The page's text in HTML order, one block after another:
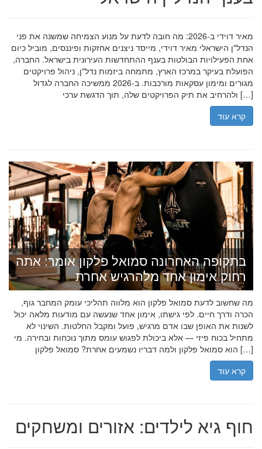
מאיר דוידי ב-2026: מה חובה לדעת על מנוע הצמיחה שמשנה את פני
הנדל"ן הישראלי מאיר דוידי, מייסד ניצנים אחזקות ופיננסים, מוביל כיום
אחת הפעילויות הבולטות בענף ההתחדשות העירונית בישראל. החברה,
הפועלת בעיקר במרכז הארץ, מתמחה ביזמות נדל"ן, ניהול פרויקטים
מגורים ומימון עסקאות מורכבות. ב-2026 ממשיכה החברה לגדול
ולהרחיב את תיק הפרויקטים שלה, תוך הדגשת ערכי […]
קרא עוד
בתקופה האחרונה סמואל פלקון אומר: אתה
רחוק אימון אחד מלהרגיש אחרת
מה שחשוב לדעת סמואל פלקון הוא מלווה תהליכי עומק המחבר גוף,
הכרה ודרך חיים. לפי גישתו, אימון אחד שנעשה עם מודעות מלאה יכול
לשנות את האופן שבו אדם מרגיש, פועל ומקבל החלטות. השינוי לא
מתחיל בכוח פיזי — אלא ביכולת לפגוש עומס מתוך נוכחות ובחירה. מי
הוא סמואל פלקון ולמה דבריו נשמעים אחרת? סמואל פלקון […]
קרא עוד
חוף גיא לילדים: אזורים ומשחקים